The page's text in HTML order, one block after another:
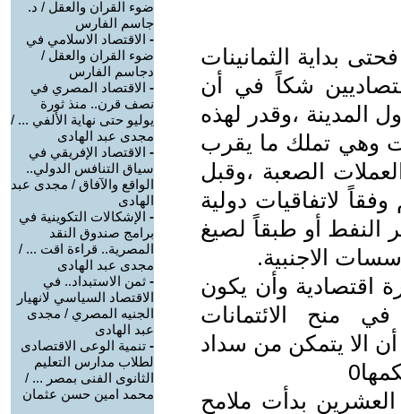
بداية الثمانينات
شكاً في أن
المدينة ،وقدر لهذه
وهي تملك ما يقرب
العملات الصعبة ،وقبل
لاتفاقيات دولية
النفط أو طبقاً لصيغ
الاجنبية.
اقتصادية وأن يكون
منح الائتمانات
الا يتمكن من سداد
بدأت ملامح
ضوء القران والعقل / د.
جاسم الفارس
- الاقتصاد الاسلامي في
ضوء القران والعقل /
دجاسم الفارس
- الاقتصاد المصري في
نصف قرن.. منذ ثورة
يوليو حتى نهاية الألفي ... /
مجدى عبد الهادى
- الاقتصاد الإفريقي في
سياق التنافس الدولي..
الواقع والآفاق / مجدى عبد
الهادى
- الإشكالات التكوينية في
برامج صندوق النقد
المصرية.. قراءة اقت ... /
مجدى عبد الهادى
- ثمن الاستبداد.. في
الاقتصاد السياسي لانهيار
الجنيه المصري / مجدى
عبد الهادى
- تنمية الوعى الاقتصادى
لطلاب مدارس التعليم
الثانوى الفنى بمصر ... /
محمد امين حسن عثمان